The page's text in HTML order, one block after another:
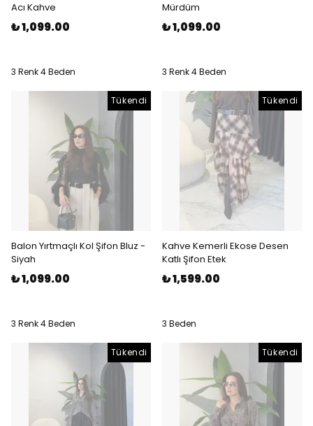
Acı Kahve
₺ 1,099.00
3 Renk 4 Beden
Mürdüm
₺ 1,099.00
3 Renk 4 Beden
Tükendi
Balon Yırtmaçlı Kol Şifon Bluz -
Siyah
₺ 1,099.00
3 Renk 4 Beden
Tükendi
Kahve Kemerli Ekose Desen
Katlı Şifon Etek
₺ 1,599.00
3 Beden
Tükendi Tükendi